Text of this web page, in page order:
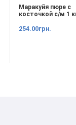
Маракуйя пюре с
косточкой с/м 1
254.00грн.